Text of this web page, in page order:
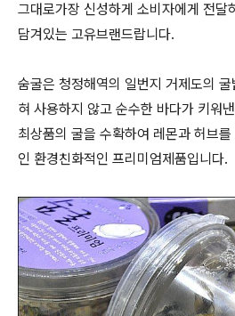
그대로가장 신성하게 소비자에게 전달
담겨있는 고유브랜드랍니다.
숨굴은 청정해역의 일번지 거제도의
혀 사용하지 않고 순수한 바다가 키워낸
최상품의 굴을 수확하여 레몬과 허브
인 환경친화적인 프리미엄제품입니다.